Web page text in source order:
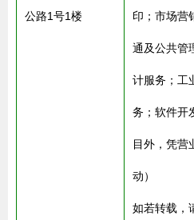
公路1号1楼 印；市场营
通及公共管
计服务；工
务；软件开
目外，凭营
动）
如若转载，